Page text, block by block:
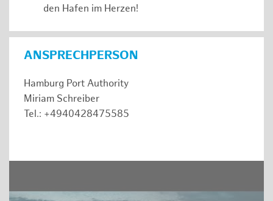
den Hafen im Herzen!
ANSPRECHPERSON
Hamburg Port Authority
Miriam Schreiber
Tel.: +4940428475585